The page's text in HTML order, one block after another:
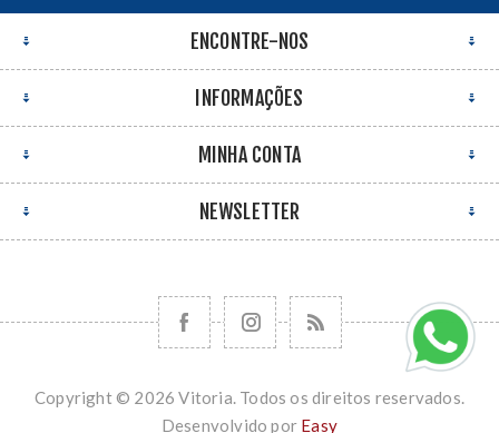
ENCONTRE-NOS
INFORMAÇÕES
MINHA CONTA
NEWSLETTER
Copyright © 2026 Vitoria. Todos os direitos reservados.
Desenvolvido por Easy